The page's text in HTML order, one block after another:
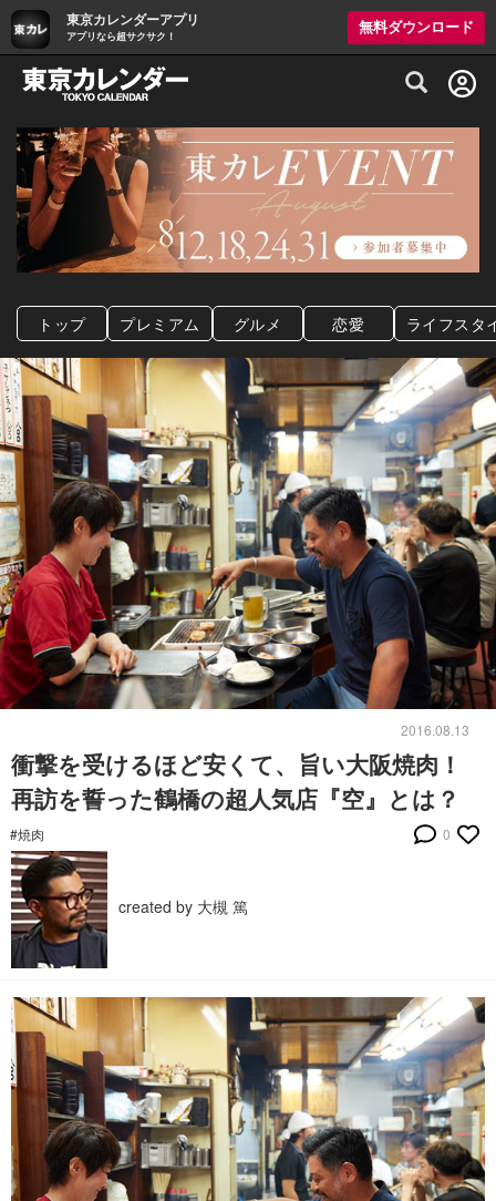
東京カレンダーアプリ
アプリなら超サクサク！
無料ダウンロード
グルメ情報・プレミアムレストラン予約
トップ プレミアム グルメ 恋愛 ライフスタ
2016.08.13
衝撃を受けるほど安くて、旨い大阪焼肉！
再訪を誓った鶴橋の超人気店『空』とは？
#焼肉 0
created by 大槻 篤